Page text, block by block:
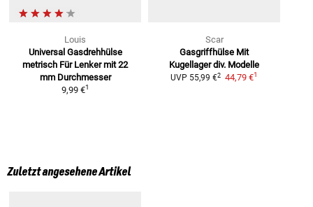
Louis
Universal Gasdrehhülse
metrisch Für Lenker mit 22
mm Durchmesser
9,99 €1
Scar
Gasgriffhülse Mit
Kugellager div. Modelle
UVP 55,99 €2 44,79 €1
Zuletzt angesehene Artikel